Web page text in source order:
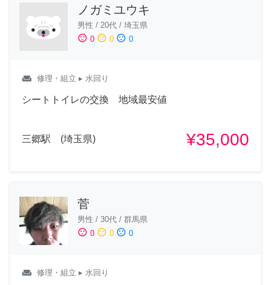
ノガミユウキ
男性 / 20代 / 埼玉県
sentiment_satisfied 0 sentiment_neutral 0 sentiment_dissatisfied 0
weekend 修理・組立 ▸ 水回り
シートトイレの交換 地域最安値
三郷駅 (埼玉県) ¥35,000
菅
男性 / 30代 / 群馬県
sentiment_satisfied 0 sentiment_neutral 0 sentiment_dissatisfied 0
weekend 修理・組立 ▸ 水回り